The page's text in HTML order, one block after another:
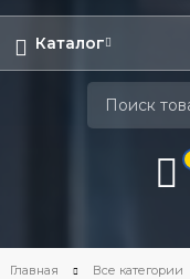
Каталог
Главная Все категории